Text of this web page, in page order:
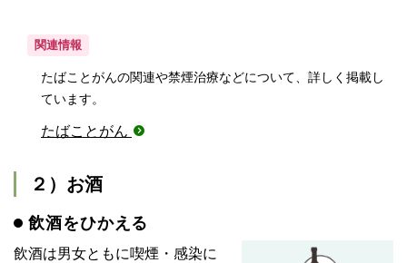
関連情報
たばことがんの関連や禁煙治療などについて、詳しく掲載し
ています。
たばことがん
２）お酒
飲酒をひかえる
飲酒は男女ともに喫煙・感染に